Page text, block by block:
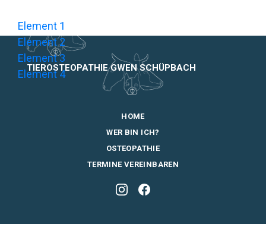
TIEROSTEOPATHIE GWEN SCHÜPBACH
Element 1
Element 2
Element 3
Element 4
HOME
WER BIN ICH?
OSTEOPATHIE
TERMINE VEREINBAREN